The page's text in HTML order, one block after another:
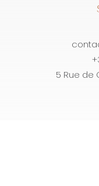
5 Rue de